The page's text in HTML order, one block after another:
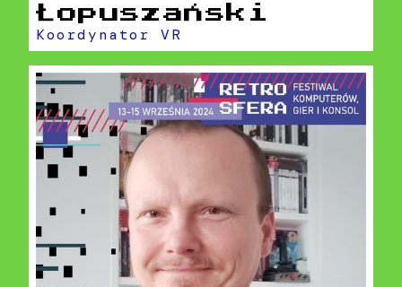
Łopuszański
Koordynator VR